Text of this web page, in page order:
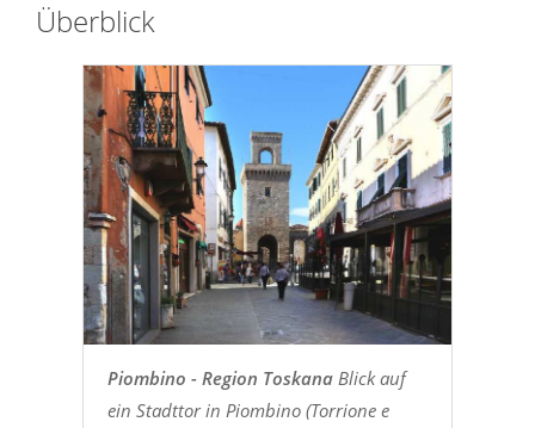
Überblick
Piombino - Region ToskanaBlick auf
ein Stadttor in Piombino (Torrione e